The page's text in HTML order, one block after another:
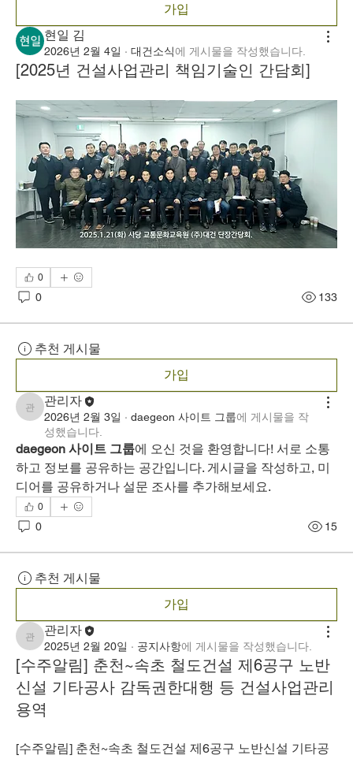
가입
현일 김
2026년 2월 4일 · 대건소식에 게시물을 작성했습니다.
[2025년 건설사업관리 책임기술인 간담회]
0
0 133
추천 게시물
가입
관리자
관리자
2026년 2월 3일 · daegeon 사이트 그룹에 게시물을 작
성했습니다.
daegeon 사이트 그룹에 오신 것을 환영합니다! 서로 소통
하고 정보를 공유하는 공간입니다. 게시글을 작성하고, 미
디어를 공유하거나 설문 조사를 추가해보세요.
0
0 15
추천 게시물
가입
관리자
관리자
2025년 2월 20일 · 공지사항에 게시물을 작성했습니다.
[수주알림] 춘천~속초 철도건설 제6공구 노반
신설 기타공사 감독권한대행 등 건설사업관리
용역
[수주알림] 춘천~속초 철도건설 제6공구 노반신설 기타공